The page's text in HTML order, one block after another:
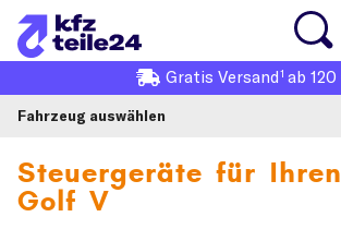
Gratis Versand1 ab 120
Fahrzeug auswählen
Steuergeräte für Ihren
Golf V